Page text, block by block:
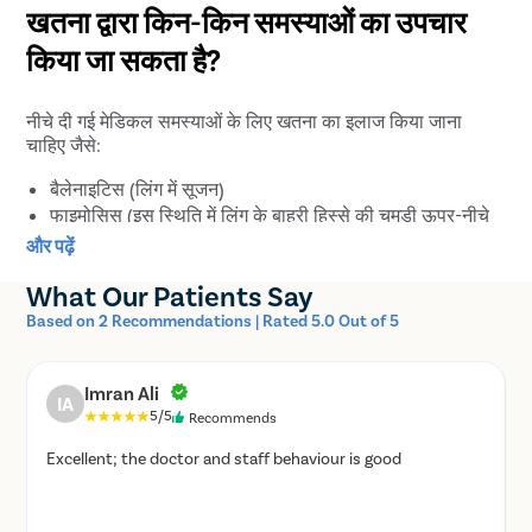
खतना द्वारा किन-किन समस्याओं का उपचार
किया जा सकता है?
नीचे दी गई मेडिकल समस्याओं के लिए खतना का इलाज किया जाना
चाहिए जैसे:
बैलेनाइटिस (लिंग में सूजन)
फाइमोसिस (इस स्थिति में लिंग के बाहरी हिस्से की चमड़ी ऊपर-नीचे
नहीं हो पाती है)
पैराफाइमोसिस (इस बीमारी में लिंग की ऊपरी हिस्से की चमड़ी पीछे
चली जाती है, लेकिन आगे नहीं आ पाती है।
से जुड़ी समस्या का कोई खतरा नहीं होता|
आपको लेजर खतना क्यों करवाना चाहिए?
और पढ़ें
What Our Patients Say
Based on 2 Recommendations | Rated 5.0 Out of 5
IA Imran Ali
5/5 Recommends
Excellent; the doctor and staff behaviour is good